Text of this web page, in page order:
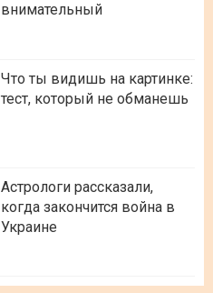
внимательный
Что ты видишь на картинке:
тест, который не обманешь
Астрологи рассказали,
когда закончится война в
Украине